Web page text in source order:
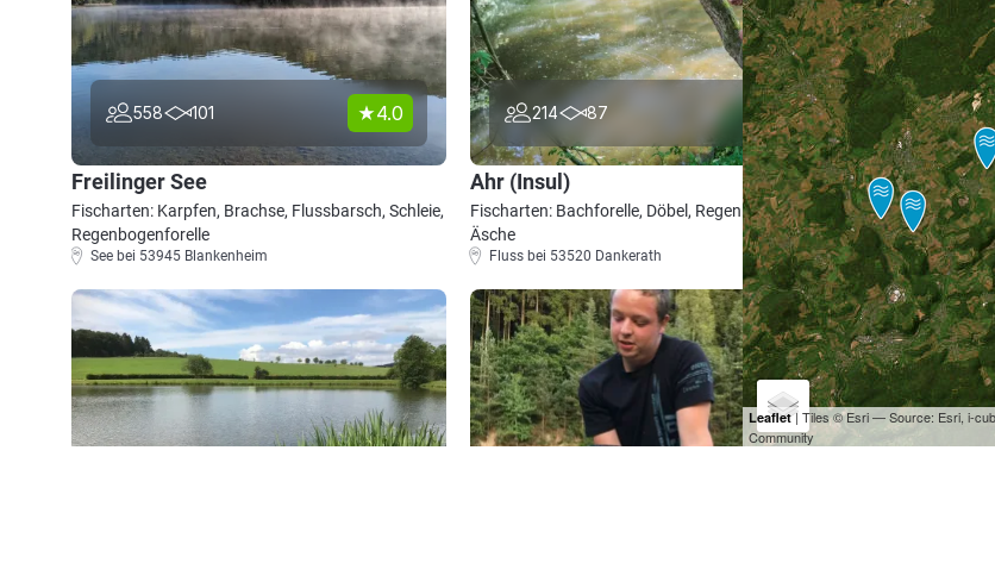
558 101 4.0
Freilinger See
Fischarten: Karpfen, Brachse, Flussbarsch, Schleie,
Regenbogenforelle
See bei 53945 Blankenheim
214 87 5.0
Ahr (Insul)
Fischarten: Bachforelle, Döbel, Regenbogenforelle,
Äsche
Fluss bei 53520 Dankerath
Leaflet| Tiles © Esri — Source: Esri, i-
Community